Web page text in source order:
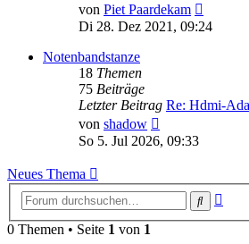
von Piet Paardekam
Beitrag
Di 28. Dez 2021, 09:24
Notenbandstanze
18 Themen
75 Beiträge
Letzter Beitrag Re: Hdmi-
von shadow
Beitrag
So 5. Jul 2026, 09:33
Neues Thema
Suche
0 Themen • Seite 1 von 1